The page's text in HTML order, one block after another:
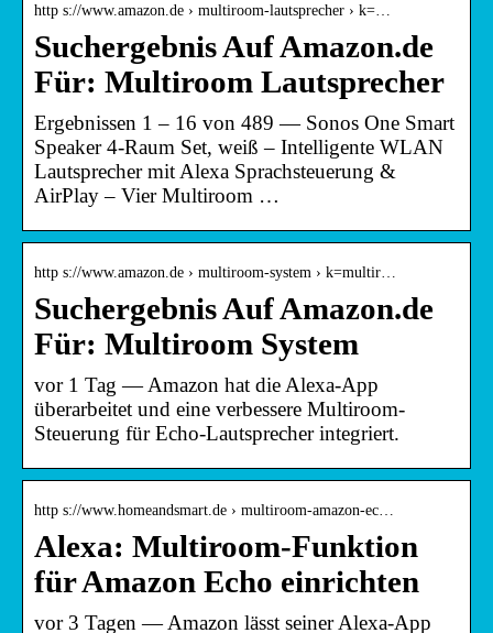
http s://www.amazon.de › multiroom-lautsprecher › k=…
Suchergebnis Auf Amazon.de
Für: Multiroom Lautsprecher
Ergebnissen 1 – 16 von 489 — Sonos One Smart
Speaker 4-Raum Set, weiß – Intelligente WLAN
Lautsprecher mit Alexa Sprachsteuerung &
AirPlay – Vier Multiroom …
http s://www.amazon.de › multiroom-system › k=multir…
Suchergebnis Auf Amazon.de
Für: Multiroom System
vor 1 Tag — Amazon hat die Alexa-App
überarbeitet und eine verbessere Multiroom-
Steuerung für Echo-Lautsprecher integriert.
http s://www.homeandsmart.de › multiroom-amazon-ec…
Alexa: Multiroom-Funktion
für Amazon Echo einrichten
vor 3 Tagen — Amazon lässt seiner Alexa-App